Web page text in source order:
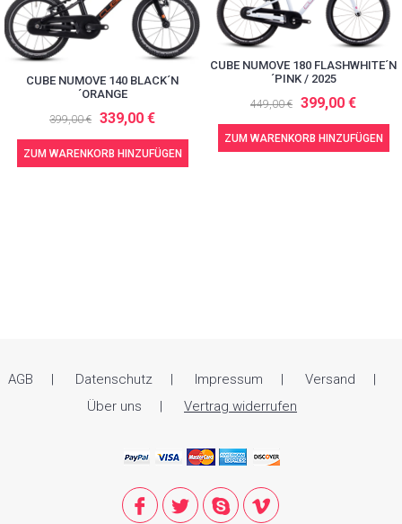
CUBE NUMOVE 140 BLACK´N
´ORANGE
399,00 € 339,00 €
ZUM WARENKORB HINZUFÜGEN
CUBE NUMOVE 180 FLASHWHITE´N
´PINK / 2025
449,00 € 399,00 €
ZUM WARENKORB HINZUFÜGEN
AGB Datenschutz Impressum
Versand
Über uns
Vertrag widerrufen